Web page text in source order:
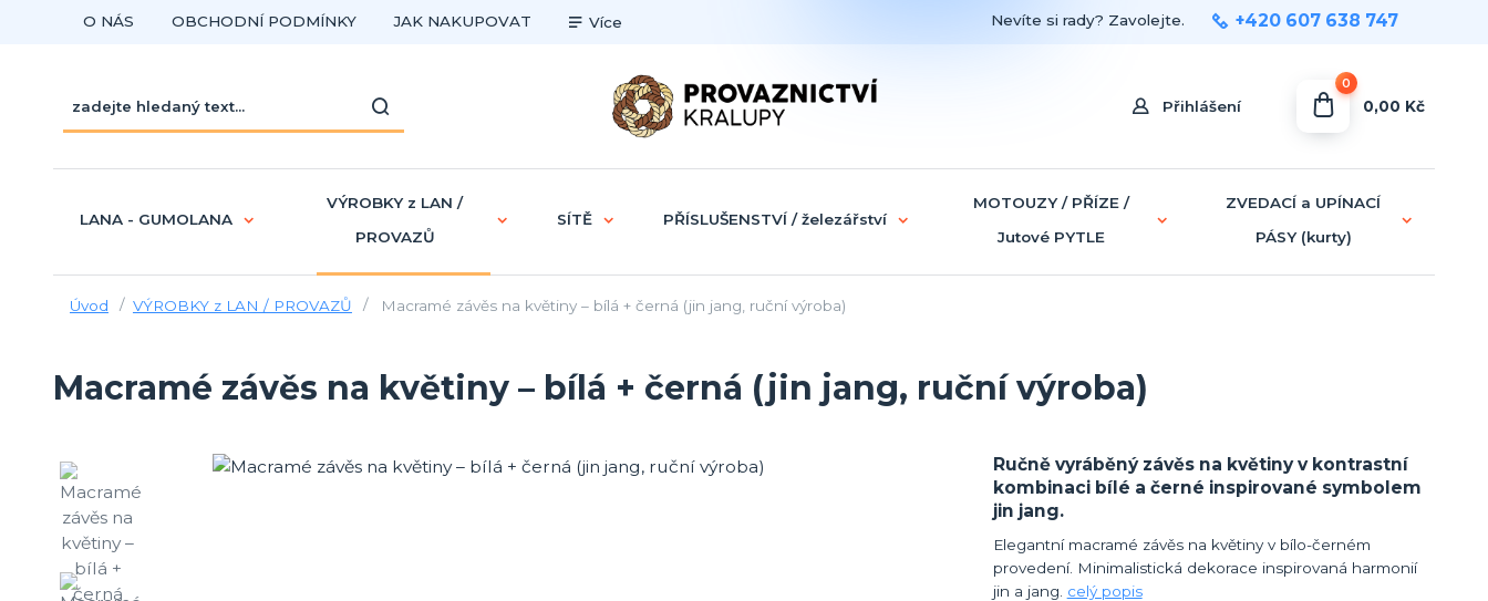
O NÁS OBCHODNÍ PODMÍNKY JAK NAKUPOVAT Více
Přihlášení
Nevíte si rady? Zavolejte. +420 607 638 747
0
0,00 Kč
LANA - GUMOLANA
VÝROBKY z LAN /
PROVAZŮ
SÍTĚ PŘÍSLUŠENSTVÍ / železářství
MOTOUZY / PŘÍZE /
Jutové PYTLE
ZVEDACÍ a UPÍNACÍ
PÁSY (kurty)
Úvod VÝROBKY z LAN / PROVAZŮ Macramé závěs na květiny – bílá + černá (jin jang, ruční výroba)
Macramé závěs na květiny – bílá + černá (jin jang, ruční výroba)
Ručně vyráběný závěs na květiny v kontrastní
kombinaci bílé a černé inspirované symbolem
jin jang.
Elegantní macramé závěs na květiny v bílo-černém
provedení. Minimalistická dekorace inspirovaná harmonií
jin a jang. celý popis